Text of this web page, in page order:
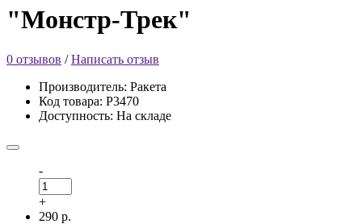
"Монстр-Трек"
0 отзывов /Написать отзыв
Производитель: Ракета
Код товара: Р3470
Доступность: На складе
-
+
290 р.